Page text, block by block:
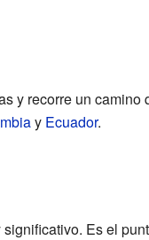
y recorre un camino
y Ecuador.
Es el